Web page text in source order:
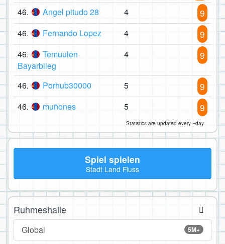
46. Angel pitudo 28 4 9
46. Fernando Lopez 4 9
46.
Temuulen
Bayarbileg
4 9
46. Porhub30000 5 9
46. muñones 5 9
Statistics are updated every ~day
Spiel spielen
Stadt Land Fluss
Ruhmeshalle
5M+
Global